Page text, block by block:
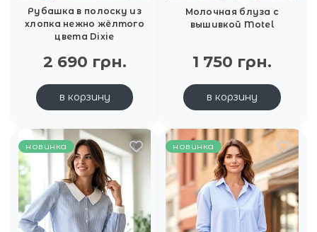
Рубашка в полоску из
хлопка нежно жёлтого
цвета Dixie
2 690 грн.
в корзину
Молочная блуза с
вышивкой Motel
1 750 грн.
в корзину
новинка новинка